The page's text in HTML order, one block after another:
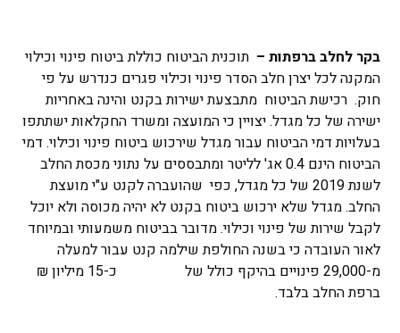
בקר לחלב ברפתות – תוכנית הביטוח כוללת ביטוח פינוי וכילוי
המקנה לכל יצרן חלב הסדר פינוי וכילוי פגרים כנדרש על פי
חוק. רכישת הביטוח מתבצעת ישירות בקנט והינה באחריות
ישירה של כל מגדל. יצויין כי המועצה ומשרד החקלאות ישתתפו
בעלויות דמי הביטוח עבור מגדל שירכוש ביטוח פינוי וכילוי. דמי
הביטוח הינם 0.4 אג' לליטר ומתבססים על נתוני מכסת החלב
לשנת 2019 של כל מגדל, כפי שהועברה לקנט ע"י מועצת
החלב. מגדל שלא ירכוש ביטוח בקנט לא יהיה מכוסה ולא יוכל
לקבל שירות של פינוי וכילוי. מדובר בביטוח משמעותי ובמיוחד
לאור העובדה כי בשנה החולפת שילמה קנט עבור למעלה
מ-29,000 פינויים בהיקף כולל של כ-15 מיליון ₪
ברפת החלב בלבד.